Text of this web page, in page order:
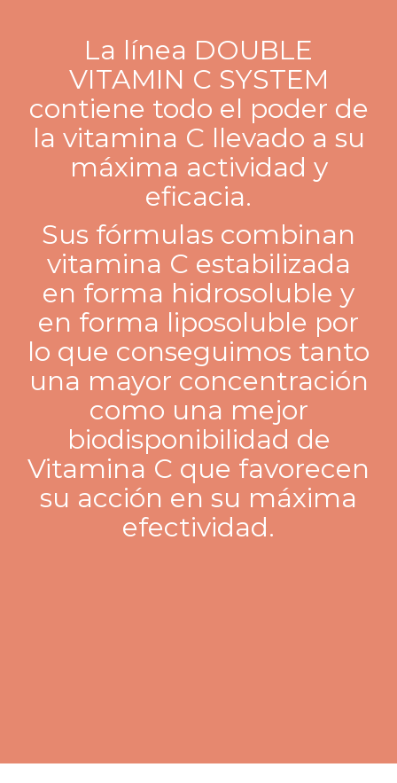
La línea DOUBLE
VITAMIN C SYSTEM
contiene todo el poder de
la vitamina C llevado a su
máxima actividad y
eficacia.
Sus fórmulas combinan
vitamina C estabilizada
en forma hidrosoluble y
en forma liposoluble por
lo que conseguimos tanto
una mayor concentración
como una mejor
biodisponibilidad de
Vitamina C que favorecen
su acción en su máxima
efectividad.